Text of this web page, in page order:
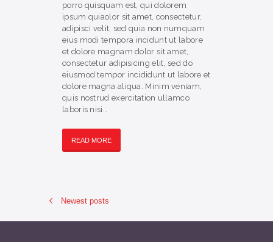
porro quisquam est, qui dolorem
ipsum quiaolor sit amet, consectetur,
adipisci velit, sed quia non numquam
eius modi tempora incidunt ut labore
et dolore magnam dolor sit amet,
consectetur adipisicing elit, sed do
eiusmod tempor incididunt ut labore et
dolore magna aliqua. Minim veniam,
quis nostrud exercitation ullamco
laboris nisi…
READ MORE
Newest posts